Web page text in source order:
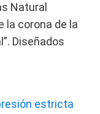
Natural
la corona de la
Diseñados
estricta